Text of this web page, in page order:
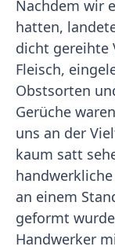
Nachdem wir
hatten,
dicht gereihte
Fleisch,
Obstsorten
Gerüche
uns an der
kaum satt
an einem
geformt
Handwerker